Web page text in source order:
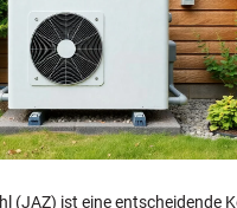
(JAZ) ist eine entscheidende